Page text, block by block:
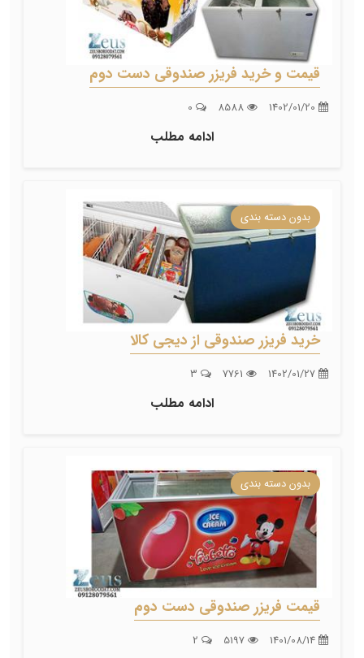
قیمت و خرید فریزر صندوقی دست دوم
ادامه مطلب
بدون دسته بندی
خرید فریزر صندوقی از دیجی کالا
ادامه مطلب
بدون دسته بندی
قیمت فریزر صندوقی دست دوم